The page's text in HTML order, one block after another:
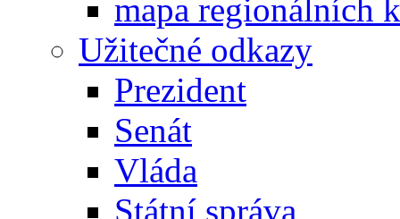
mapa regionálních
Užitečné odkazy
Prezident
Senát
Vláda
Státní správa